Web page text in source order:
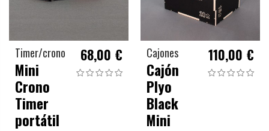
Timer/crono
Mini
Crono
Timer
portátil
68,00 € Cajones
Cajón
Plyo
Black
Mini
110,00 €